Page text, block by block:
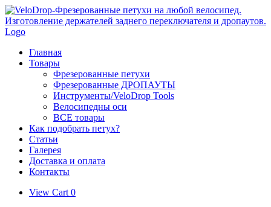
Skip
to
content
Главная
Товары
Фрезерованные петухи
Фрезерованные ДРОПАУТЫ
Инструменты/VeloDrop Tools
Велосипедны оси
ВСЕ товары
Как подобрать петух?
Статьи
Галерея
Доставка и оплата
Контакты
View
View Cart 0